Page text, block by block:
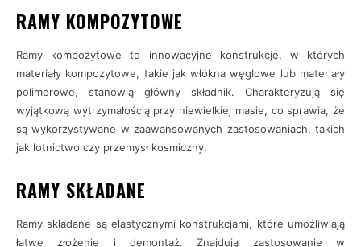
RAMY KOMPOZYTOWE
Ramy kompozytowe to innowacyjne konstrukcje, w których
materiały kompozytowe, takie jak włókna węglowe lub materiały
polimerowe, stanowią główny składnik. Charakteryzują się
wyjątkową wytrzymałością przy niewielkiej masie, co sprawia, że
są wykorzystywane w zaawansowanych zastosowaniach, takich
jak lotnictwo czy przemysł kosmiczny.
RAMY SKŁADANE
Ramy składane są elastycznymi konstrukcjami, które umożliwiają
łatwe złożenie i demontaż. Znajdują zastosowanie w